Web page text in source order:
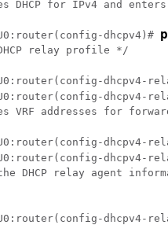
DHCP for IPv4 and
(config-dhcpv4)#
relay profile */
(config-dhcpv4-
(config-dhcpv4-
VRF addresses for
(config-dhcpv4-
(config-dhcpv4-
DHCP relay agent
(config-dhcpv4-